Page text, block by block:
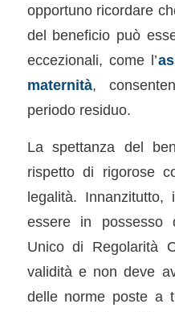
opportuno ricordare
del beneficio può
eccezionali, come l’
maternità,
periodo residuo.
La spettanza del
rispetto di rigorose
legalità.
essere in possesso
Unico di Regolarità
validità e non deve
delle norme poste a